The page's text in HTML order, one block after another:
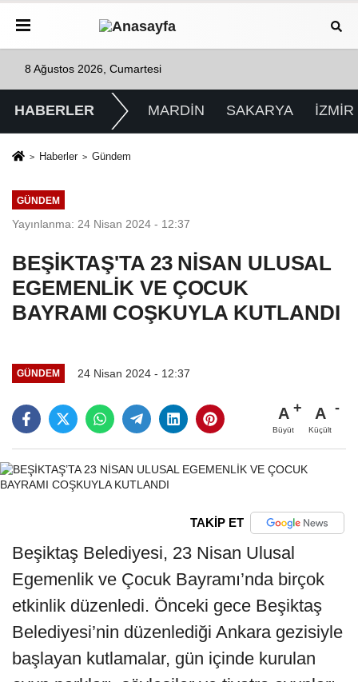
8 Ağustos 2026, Cumartesi
HABERLER MARDİN SAKARYA İZMİR
Haberler Gündem
GÜNDEM
Yayınlanma: 24 Nisan 2024 - 12:37
BEŞİKTAŞ'TA 23 NİSAN ULUSAL
EGEMENLİK VE ÇOCUK
BAYRAMI COŞKUYLA KUTLANDI
GÜNDEM 24 Nisan 2024 - 12:37
A
Büyüt
A
Küçült
TAKİP ET
Beşiktaş Belediyesi, 23 Nisan Ulusal
Egemenlik ve Çocuk Bayramı’nda birçok
etkinlik düzenledi. Önceki gece Beşiktaş
Belediyesi’nin düzenlediği Ankara gezisiyle
başlayan kutlamalar, gün içinde kurulan